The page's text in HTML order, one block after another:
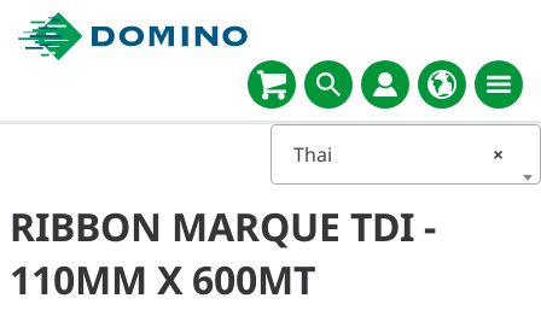
×
Thai
RIBBON MARQUE TDI -
110MM X 600MT